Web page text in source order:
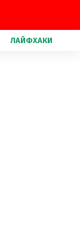
ЛАЙФХАКИ